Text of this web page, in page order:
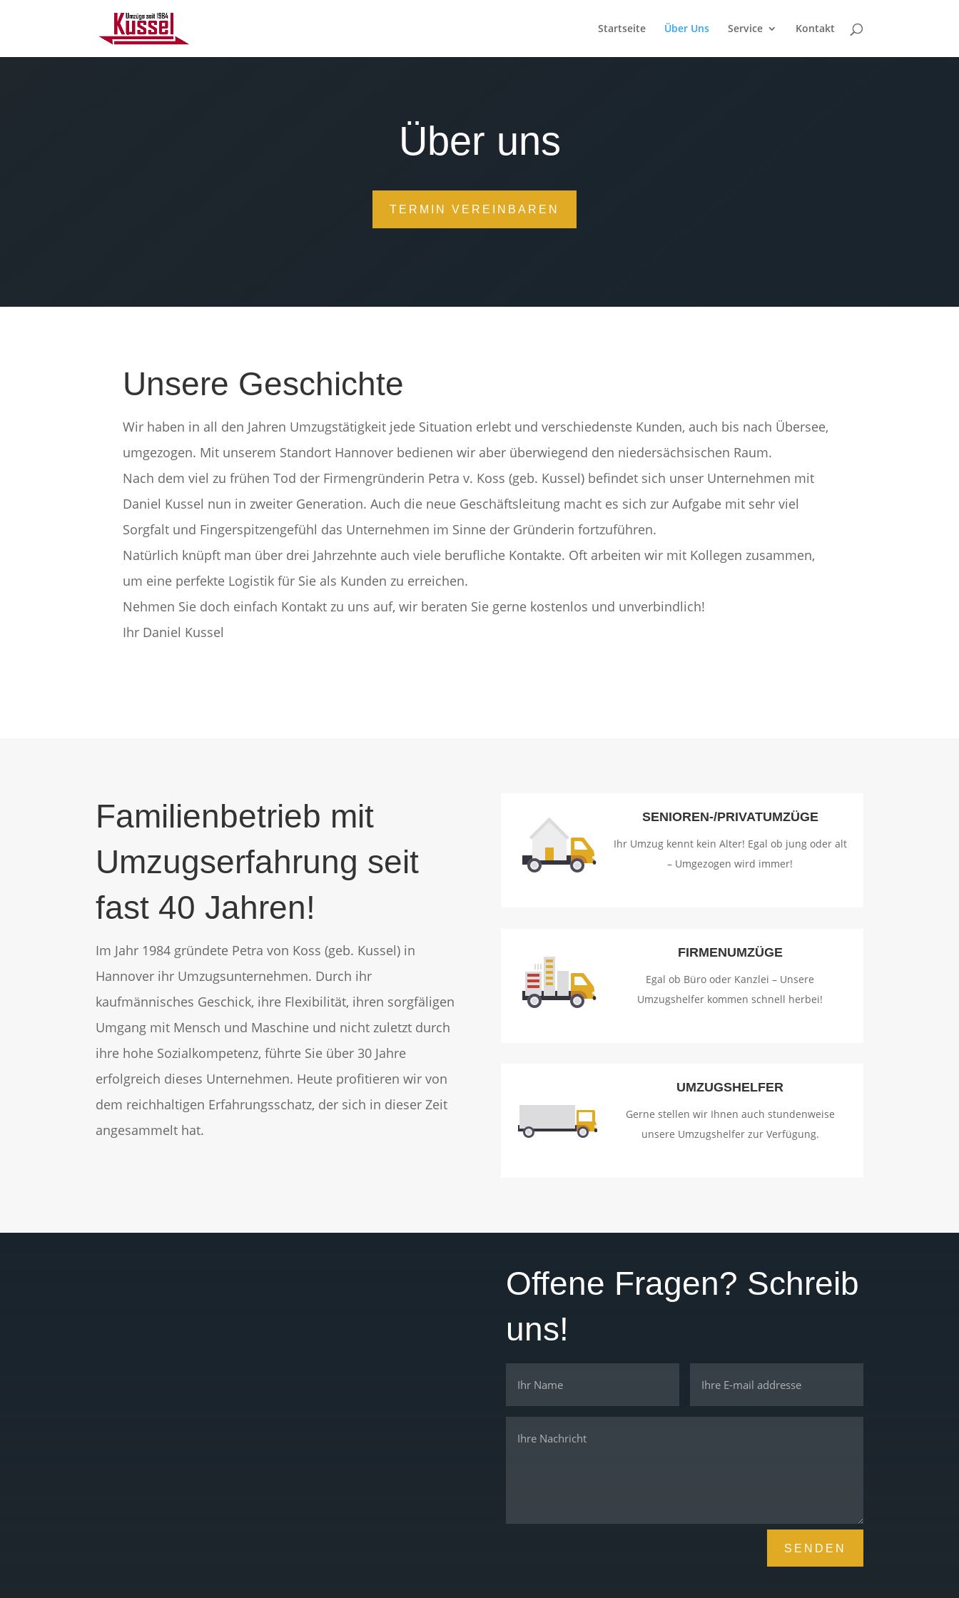
Startseite Über Uns Service Kontakt
Über uns
TERMIN VEREINBAREN
Unsere Geschichte
Wir haben in all den Jahren Umzugstätigkeit jede Situation erlebt und verschiedenste Kunden, auch bis nach Übersee,
umgezogen. Mit unserem Standort Hannover bedienen wir aber überwiegend den niedersächsischen Raum.
Nach dem viel zu frühen Tod der Firmengründerin Petra v. Koss (geb. Kussel) befindet sich unser Unternehmen mit
Daniel Kussel nun in zweiter Generation. Auch die neue Geschäftsleitung macht es sich zur Aufgabe mit sehr viel
Sorgfalt und Fingerspitzengefühl das Unternehmen im Sinne der Gründerin fortzuführen.
Natürlich knüpft man über drei Jahrzehnte auch viele berufliche Kontakte. Oft arbeiten wir mit Kollegen zusammen,
um eine perfekte Logistik für Sie als Kunden zu erreichen.
Nehmen Sie doch einfach Kontakt zu uns auf, wir beraten Sie gerne kostenlos und unverbindlich!
Ihr Daniel Kussel
Familienbetrieb mit
Umzugserfahrung seit
fast 40 Jahren!
Im Jahr 1984 gründete Petra von Koss (geb. Kussel) in
Hannover ihr Umzugsunternehmen. Durch ihr
kaufmännisches Geschick, ihre Flexibilität, ihren sorgfäligen
Umgang mit Mensch und Maschine und nicht zuletzt durch
ihre hohe Sozialkompetenz, führte Sie über 30 Jahre
erfolgreich dieses Unternehmen. Heute profitieren wir von
dem reichhaltigen Erfahrungsschatz, der sich in dieser Zeit
angesammelt hat.
SENIOREN-/PRIVATUMZÜGE
Ihr Umzug kennt kein Alter! Egal ob jung oder alt
– Umgezogen wird immer!
FIRMENUMZÜGE
Egal ob Büro oder Kanzlei – Unsere
Umzugshelfer kommen schnell herbei!
UMZUGSHELFER
Gerne stellen wir Ihnen auch stundenweise
unsere Umzugshelfer zur Verfügung.
Offene Fragen? Schreib
uns!
SENDEN